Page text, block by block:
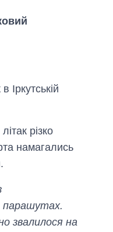
Іркутській
різко
намагались
парашутах.
звалилося на
Як змінився
бюджет